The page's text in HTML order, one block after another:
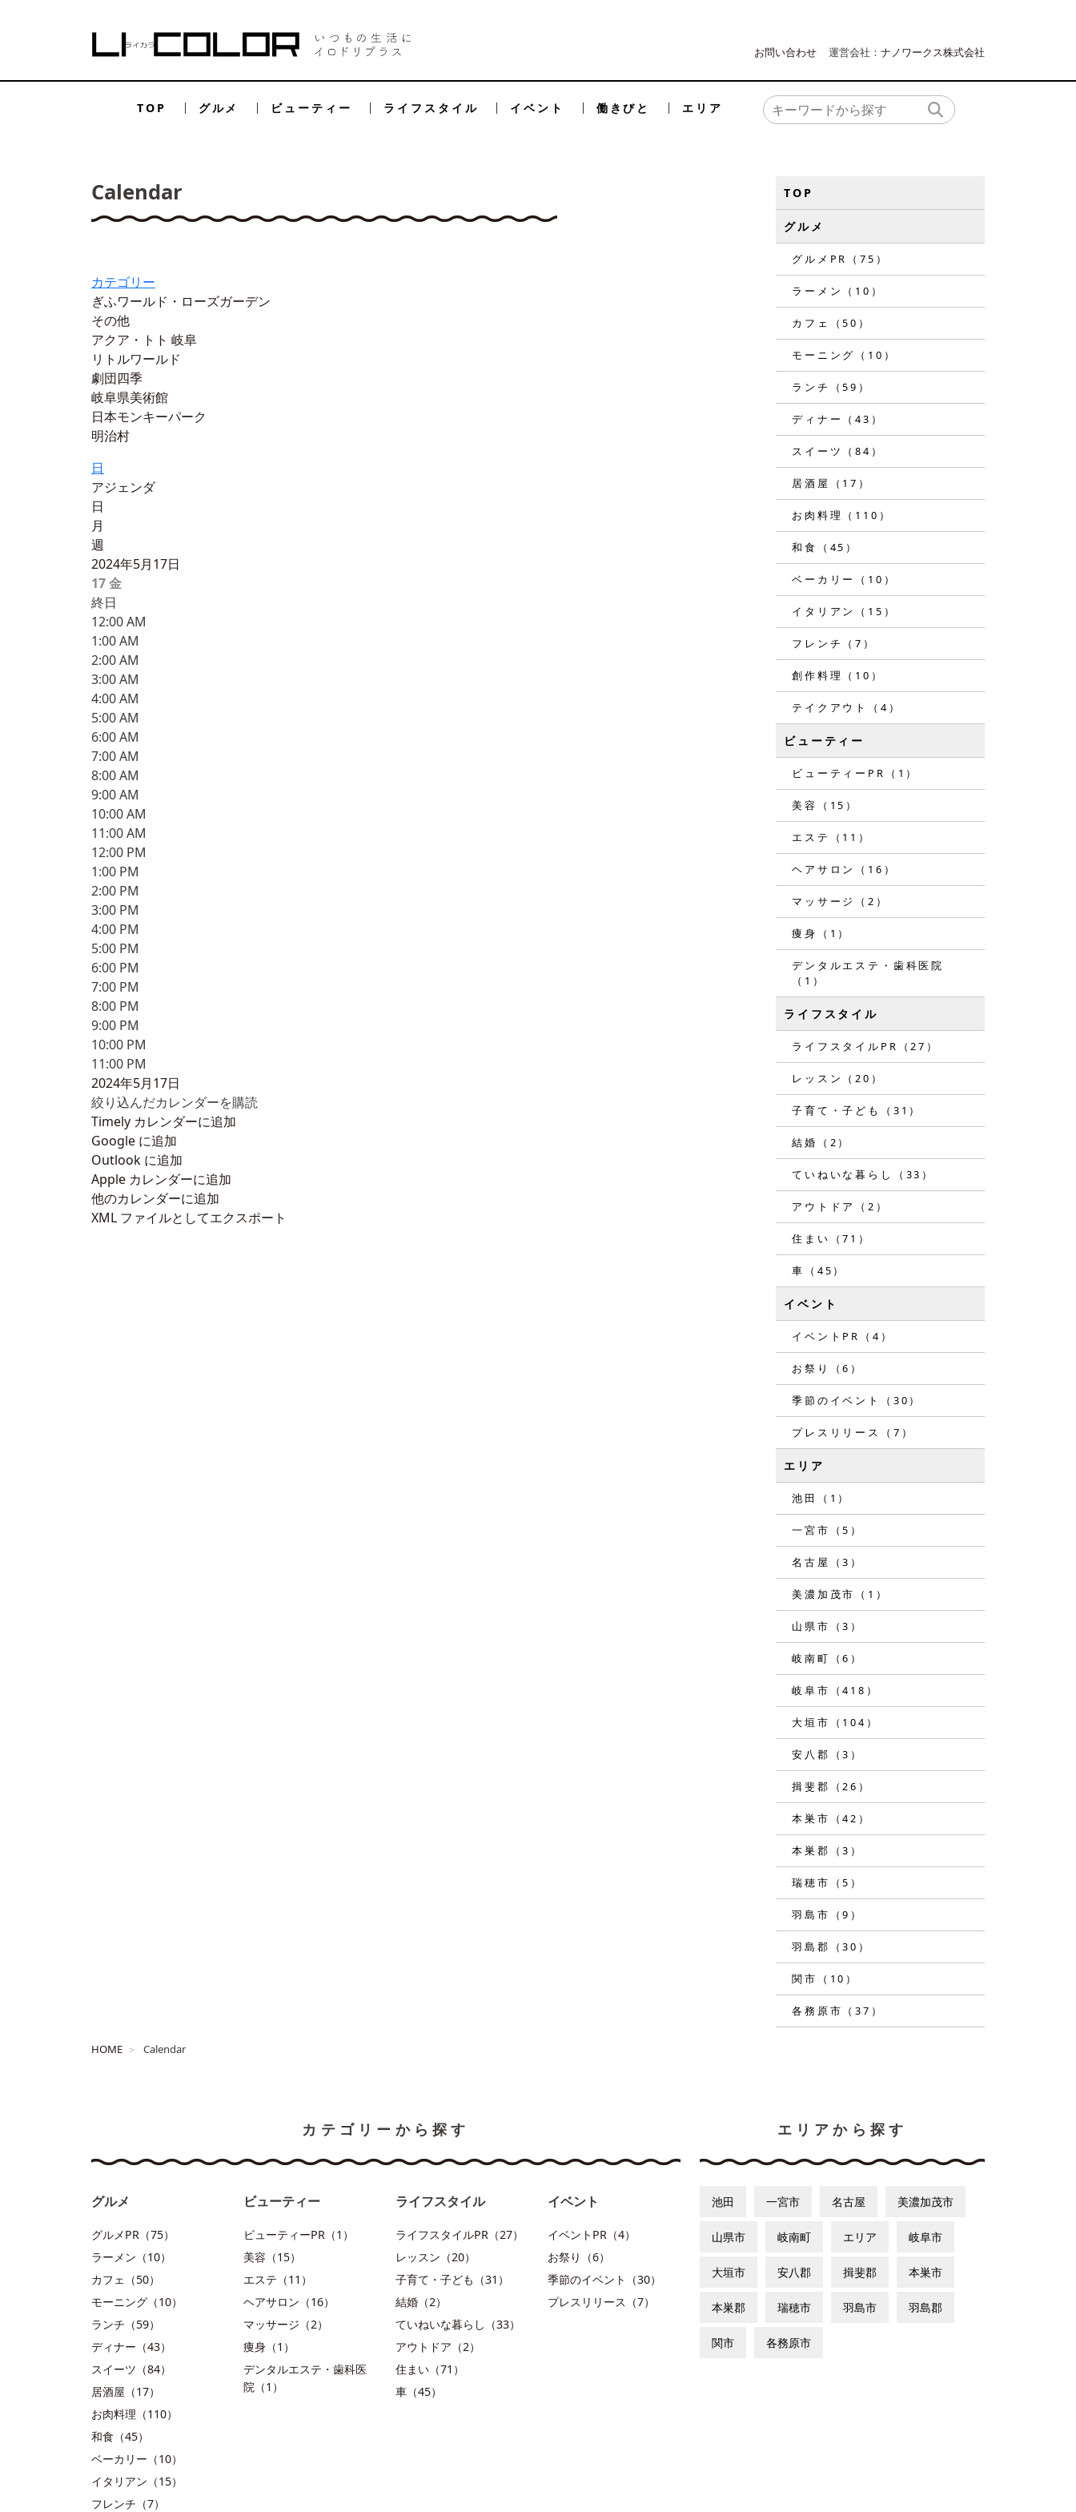
お問い合わせ 運営会社： ナノワークス株式会社
TOP グルメ ビューティー ライフスタイル イベント 働きびと エリア
Calendar
カテゴリー
ぎふワールド・ローズガーデン
その他
アクア・トト 岐阜
リトルワールド
劇団四季
岐阜県美術館
日本モンキーパーク
明治村
日
アジェンダ
日
月
週
2024年5月17日
17金
終日
12:00 AM
1:00 AM
2:00 AM
3:00 AM
4:00 AM
5:00 AM
6:00 AM
7:00 AM
8:00 AM
9:00 AM
10:00 AM
11:00 AM
12:00 PM
1:00 PM
2:00 PM
3:00 PM
4:00 PM
5:00 PM
6:00 PM
7:00 PM
8:00 PM
9:00 PM
10:00 PM
11:00 PM
2024年5月17日
絞り込んだカレンダーを購読
Timely カレンダーに追加
Google に追加
Outlook に追加
Apple カレンダーに追加
他のカレンダーに追加
XML ファイルとしてエクスポート
TOP
グルメ
グルメPR（75）
ラーメン（10）
カフェ（50）
モーニング（10）
ランチ（59）
ディナー（43）
スイーツ（84）
居酒屋（17）
お肉料理（110）
和食（45）
ベーカリー（10）
イタリアン（15）
フレンチ（7）
創作料理（10）
テイクアウト（4）
ビューティー
ビューティーPR（1）
美容（15）
エステ（11）
ヘアサロン（16）
マッサージ（2）
痩身（1）
デンタルエステ・歯科医院
（1）
ライフスタイル
ライフスタイルPR（27）
レッスン（20）
子育て・子ども（31）
結婚（2）
ていねいな暮らし（33）
アウトドア（2）
住まい（71）
車（45）
イベント
イベントPR（4）
お祭り（6）
季節のイベント（30）
プレスリリース（7）
エリア
池田（1）
一宮市（5）
名古屋（3）
美濃加茂市（1）
山県市（3）
岐南町（6）
岐阜市（418）
大垣市（104）
安八郡（3）
揖斐郡（26）
本巣市（42）
本巣郡（3）
瑞穂市（5）
羽島市（9）
羽島郡（30）
関市（10）
各務原市（37）
HOME Calendar
カテゴリーから探す
グルメ
グルメPR（75）
ラーメン（10）
カフェ（50）
モーニング（10）
ランチ（59）
ディナー（43）
スイーツ（84）
居酒屋（17）
お肉料理（110）
和食（45）
ベーカリー（10）
イタリアン（15）
フレンチ（7）
ビューティー
ビューティーPR（1）
美容（15）
エステ（11）
ヘアサロン（16）
マッサージ（2）
痩身（1）
デンタルエステ・歯科医
院（1）
ライフスタイル
ライフスタイルPR（27）
レッスン（20）
子育て・子ども（31）
結婚（2）
ていねいな暮らし（33）
アウトドア（2）
住まい（71）
車（45）
イベント
イベントPR（4）
お祭り（6）
季節のイベント（30）
プレスリリース（7）
エリアから探す
池田 一宮市 名古屋 美濃加茂市
山県市 岐南町 エリア 岐阜市
大垣市 安八郡 揖斐郡 本巣市
本巣郡 瑞穂市 羽島市 羽島郡
関市 各務原市